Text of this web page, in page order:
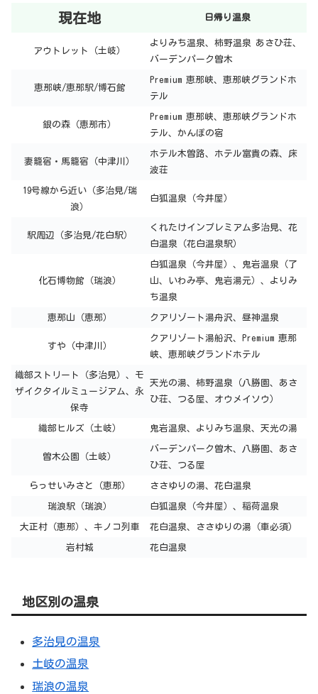
現在地 日帰り温泉
アウトレット（土岐）
よりみち温泉、柿野温泉 あさひ荘、
バーデンパーク曽木
恵那峡/恵那駅/博石館
Premium 恵那峡、恵那峡グランドホ
テル
銀の森（恵那市）
Premium 恵那峡、恵那峡グランドホ
テル、かんぽの宿
妻籠宿・馬籠宿（中津川）
ホテル木曽路、ホテル富貴の森、床
波荘
19号線から近い（多治見/瑞
浪）
白狐温泉（今井屋）
駅周辺（多治見/花白駅）
くれたけインプレミアム多治見、花
白温泉（花白温泉駅）
化石博物館（瑞浪）
白狐温泉（今井屋）、鬼岩温泉（了
山、いわみ亭、鬼岩湯元）、よりみ
ち温泉
恵那山（恵那） クアリゾート湯舟沢、昼神温泉
すや（中津川）
クアリゾート湯船沢、Premium 恵那
峡、恵那峡グランドホテル
織部ストリート（多治見）、モ
ザイクタイルミュージアム、永
保寺
天光の湯、柿野温泉（八勝園、あさ
ひ荘、つる屋、オウメイソウ）
織部ヒルズ（土岐） 鬼岩温泉、よりみち温泉、天光の湯
曽木公園（土岐）
バーデンパーク曽木、八勝園、あさ
ひ荘、つる屋
らっせいみさと（恵那） ささゆりの湯、花白温泉
瑞浪駅（瑞浪） 白狐温泉（今井屋）、稲荷温泉
大正村（恵那）、キノコ列車 花白温泉、ささゆりの湯（車必須）
岩村城 花白温泉
地区別の温泉
多治見の温泉
土岐の温泉
瑞浪の温泉